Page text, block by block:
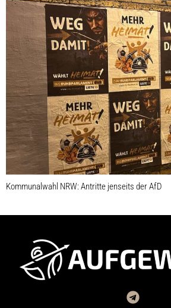
Kommunalwahl NRW: Antritte jenseits der AfD